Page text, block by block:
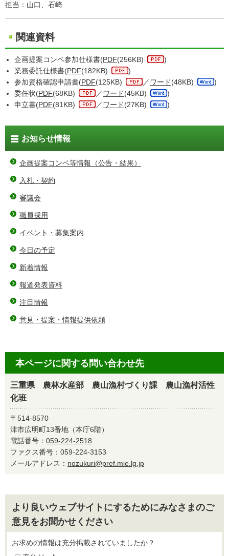
担当：山口、石崎
関連資料
企画提案コンペ参加仕様書(PDF(256KB)
)
業務委託仕様書(PDF(182KB)
)
参加資格確認申請書(PDF(125KB) ／ ワード(48KB)
)
委任状(PDF(68KB) ／ ワード(45KB)
)
申立書(PDF(81KB) ／ ワード(27KB) )
お知らせ情報
企画提案コンペ等情報（公告・結果）
入札・契約
審議会
職員採用
イベント・募集案内
今日の予定
新着情報
報道発表資料
注目情報
意見・提案・情報提供依頼
本ページに関する問い合わせ先
三重県 農林水産部 農山漁村づくり課 農山漁村活性
化班
〒514-8570
津市広明町13番地（本庁6階）
電話番号： 059-224-2518
ファクス番号：059-224-3153
メールアドレス： nozukuri@pref.mie.lg.jp
より良いウェブサイトにするためにみなさまのご
意見をお聞かせください
お求めの情報は充分掲載されていましたか？